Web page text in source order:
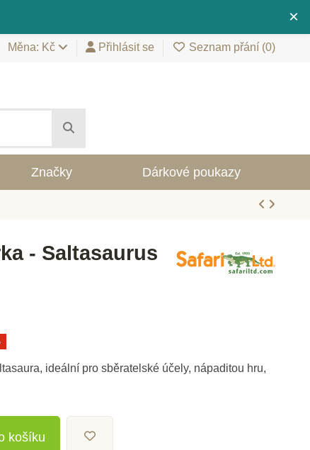
×
Měna: Kč Přihlásit se Seznam přání (0)
Značky Dárkové poukazy
- Saltasaurus
ideální pro sběratelské účely, nápaditou hru,
košíku